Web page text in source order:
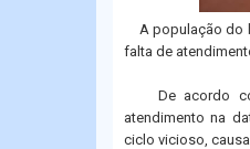
A população do
falta de
De acordo
atendimento na
ciclo vicioso,